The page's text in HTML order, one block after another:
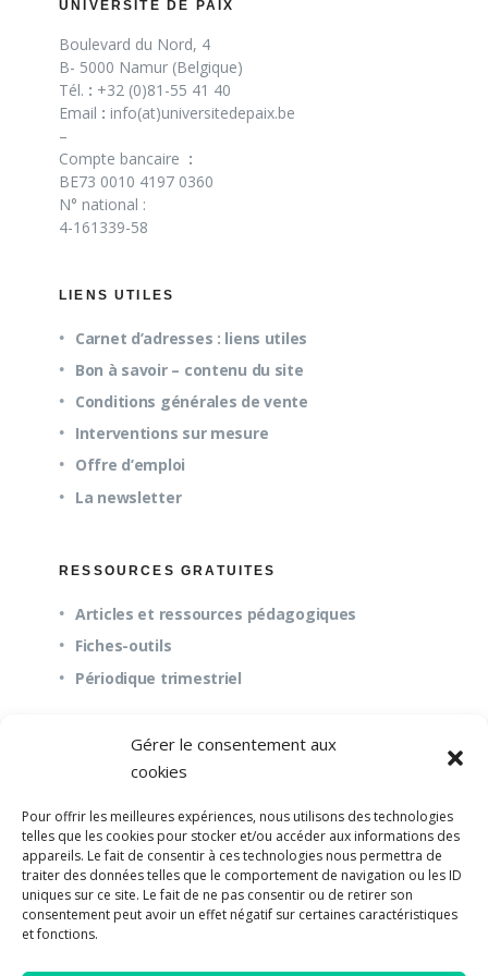
Gérer le consentement aux
cookies
Pour offrir les meilleures expériences, nous utilisons des technologies
telles que les cookies pour stocker et/ou accéder aux informations des
appareils. Le fait de consentir à ces technologies nous permettra de
traiter des données telles que le comportement de navigation ou les ID
uniques sur ce site. Le fait de ne pas consentir ou de retirer son
consentement peut avoir un effet négatif sur certaines caractéristiques
et fonctions.
UNIVERSITÉ DE PAIX
Boulevard du Nord, 4
B- 5000 Namur (Belgique)
Tél. : +32 (0)81-55 41 40
Email : info(at)universitedepaix.be
–
Compte bancaire :
BE73 0010 4197 0360
N° national :
4-161339-58
LIENS UTILES
Carnet d’adresses : liens utiles
Bon à savoir – contenu du site
Conditions générales de vente
Interventions sur mesure
Offre d’emploi
La newsletter
RESSOURCES GRATUITES
Articles et ressources pédagogiques
Fiches-outils
Périodique trimestriel
QUESTIONS FRÉQUENTES
Questions fréquentes (FAQ)
Mission et pédagogie